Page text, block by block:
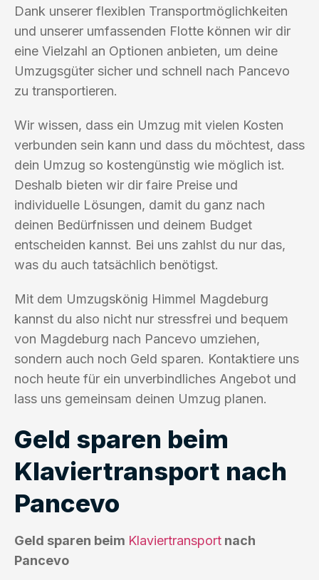
Dank unserer flexiblen Transportmöglichkeiten
und unserer umfassenden Flotte können wir dir
eine Vielzahl an Optionen anbieten, um deine
Umzugsgüter sicher und schnell nach Pancevo
zu transportieren.
Wir wissen, dass ein Umzug mit vielen Kosten
verbunden sein kann und dass du möchtest, dass
dein Umzug so kostengünstig wie möglich ist.
Deshalb bieten wir dir faire Preise und
individuelle Lösungen, damit du ganz nach
deinen Bedürfnissen und deinem Budget
entscheiden kannst. Bei uns zahlst du nur das,
was du auch tatsächlich benötigst.
Mit dem Umzugskönig Himmel Magdeburg
kannst du also nicht nur stressfrei und bequem
von Magdeburg nach Pancevo umziehen,
sondern auch noch Geld sparen. Kontaktiere uns
noch heute für ein unverbindliches Angebot und
lass uns gemeinsam deinen Umzug planen.
Geld sparen beim
Klaviertransport nach
Pancevo
Geld sparen beim Klaviertransport nach
Pancevo